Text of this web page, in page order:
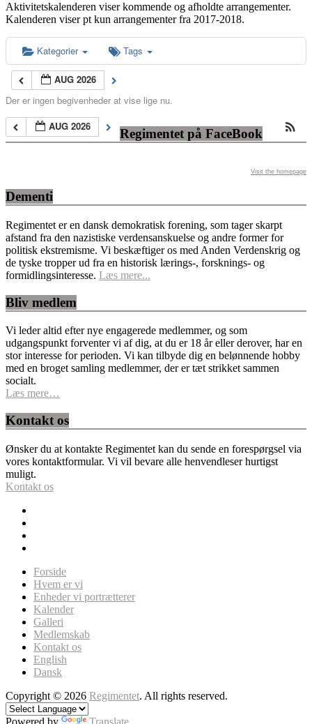
Aktivitetskalenderen viser kommende og afholdte arrangementer.
Kalenderen viser pt kun arrangementer fra 2017-2018.
Kategorier Tags
AUG 2026
Der er ingen begivenheder at vise lige nu.
AUG 2026
Regimentet på FaceBook
Visit the homepage
Dementi
Regimentet er en dansk demokratisk forening, som tager skarpt
afstand fra den nazistiske verdensanskuelse og andre former for
politisk ekstremisme. Vi beskæftiger os med Anden Verdenskrig og
de tyske tropper ud fra en historisk lærings-, forsknings- og
formidlingsinteresse. Læs mere...
Bliv medlem
Vi leder altid efter nye engagerede medlemmer, og som
udgangspunkt forventer vi af dig, at du er 18 år eller derover, har en
stor interesse for perioden. Vi kan tilbyde dig en belønnende hobby
med en broget samling medlemmer, der er tæt strikket sammen
socialt.
Læs mere…
Kontakt os
Ønsker du at kontakte Regimentet kan du sende en forespørgsel via
vores kontaktformular. Vi vil bevare alle henvendleser hurtigst
muligt.
Kontakt os
Forside
Hvem er vi
Enheder vi portrætterer
Kalender
Galleri
Medlemskab
Kontakt os
English
Dansk
Copyright © 2026 Regimentet. All rights reserved.
Powered by Translate